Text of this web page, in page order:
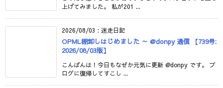
上げてみました。 私が201 ...
2026/08/03 : 迷走日記
OPML棚卸しはじめました ～ @donpy 通信 【739号:
2026/08/03版】
こんばんは！今日もなぜか元気に更新 @donpy です。 ブ
ログに復帰してすこし ...